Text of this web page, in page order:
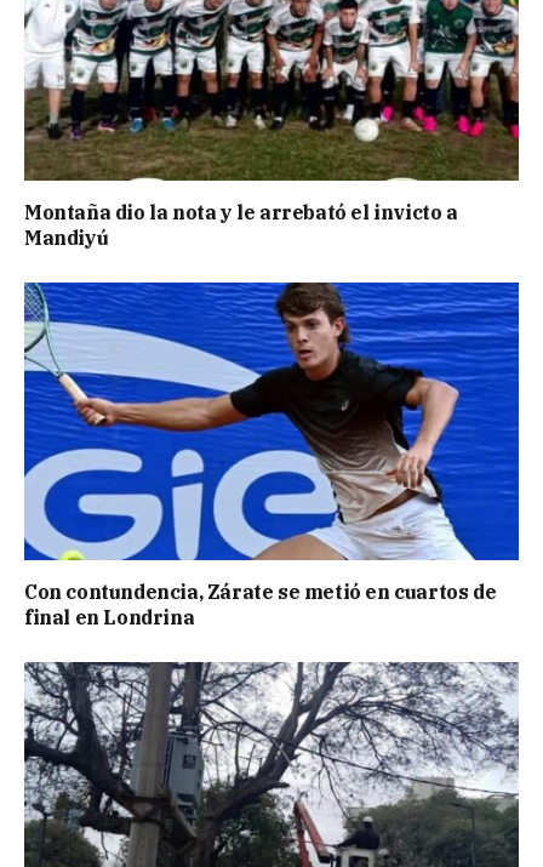
Montaña dio la nota y le arrebató el invicto a
Mandiyú
Con contundencia, Zárate se metió en cuartos de
final en Londrina